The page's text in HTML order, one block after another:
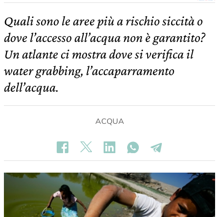
Quali sono le aree più a rischio siccità o
dove l’accesso all’acqua non è garantito?
Un atlante ci mostra dove si verifica il
water grabbing, l’accaparramento
dell’acqua.
ACQUA